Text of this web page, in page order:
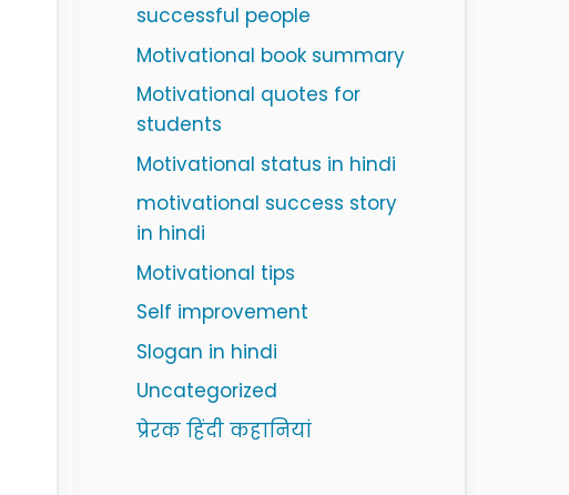
successful people
Motivational book summary
Motivational quotes for
students
Motivational status in hindi
motivational success story
in hindi
Motivational tips
Self improvement
Slogan in hindi
Uncategorized
प्रेरक हिंदी कहानियां